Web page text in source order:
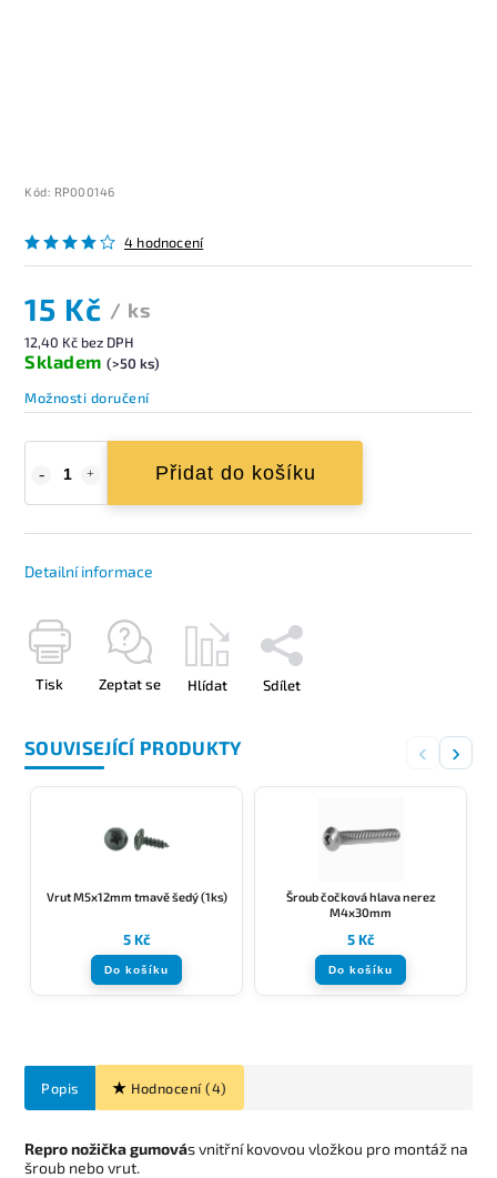
Kód: RP000146
4 hodnocení
15 Kč / ks
12,40 Kč bez DPH
Skladem (>50 ks)
Možnosti doručení
Přidat do košíku
Detailní informace
Tisk Zeptat se Hlídat Sdílet
SOUVISEJÍCÍ PRODUKTY ‹ ›
Vrut M5x12mm tmavě šedý (1ks)
5 Kč
Do košíku
Šroub čočková hlava nerez
M4x30mm
5 Kč
Do košíku
Popis Hodnocení (4)
Repro nožička gumovás vnitřní kovovou vložkou pro montáž na
šroub nebo vrut.